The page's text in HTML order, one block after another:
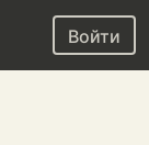
Войти